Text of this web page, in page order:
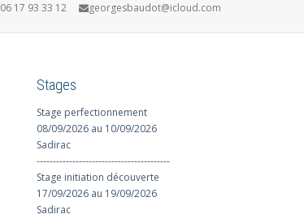
06 17 93 33 12 georgesbaudot@icloud.com
Stages
Stage perfectionnement
08/09/2026 au 10/09/2026
Sadirac
-----------------------------------------
Stage initiation découverte
17/09/2026 au 19/09/2026
Sadirac